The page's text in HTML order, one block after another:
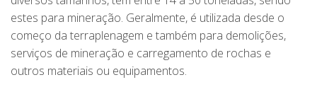
estes para mineração. Geralmente, é utilizada desde o
começo da terraplenagem e também para demolições,
serviços de mineração e carregamento de rochas e
outros materiais ou equipamentos.